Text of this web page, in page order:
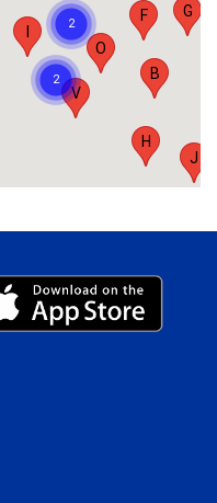
I
O
F
B
V
G
H
J
P
C